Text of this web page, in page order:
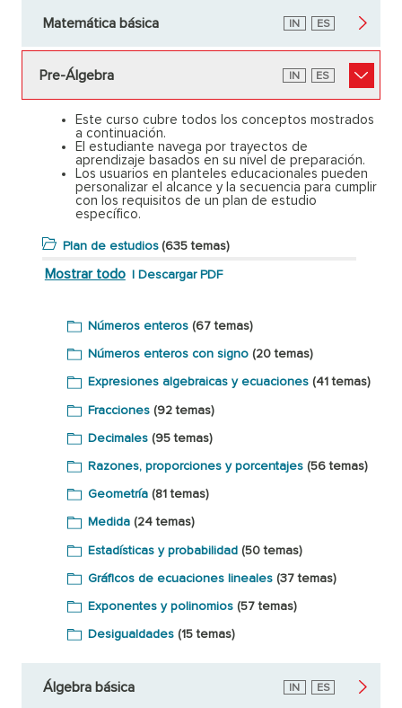
Matemática básica Inglés
IN Español
ES
Pre-Álgebra Inglés
IN Español
ES
Este curso cubre todos los conceptos mostrados
a continuación.
El estudiante navega por trayectos de
aprendizaje basados en su nivel de preparación.
Los usuarios en planteles educacionales pueden
personalizar el alcance y la secuencia para cumplir
con los requisitos de un plan de estudio
específico.
Plan de estudios (635 temas)
Mostrar todo | Descargar PDF
Números enteros (67 temas)
Números enteros con signo (20 temas)
Expresiones algebraicas y ecuaciones (41 temas)
Fracciones (92 temas)
Decimales (95 temas)
Razones, proporciones y porcentajes (56 temas)
Geometría (81 temas)
Medida (24 temas)
Estadísticas y probabilidad (50 temas)
Gráficos de ecuaciones lineales (37 temas)
Exponentes y polinomios (57 temas)
Desigualdades (15 temas)
Álgebra básica Inglés
IN Español
ES